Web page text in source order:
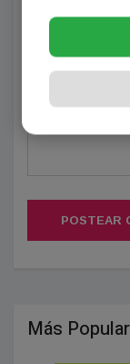
(Su email no
POSTEAR
Más